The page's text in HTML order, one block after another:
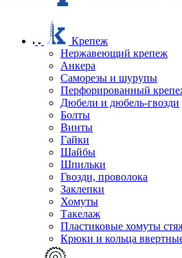
Крепеж
Нержавеющий крепеж
Анкера
Саморезы и шурупы
Перфорированный
Дюбели и дюбель-гвозди
Болты
Винты
Гайки
Шайбы
Шпильки
Гвозди, проволока
Заклепки
Хомуты
Такелаж
Пластиковые хомуты
Крюки и кольца